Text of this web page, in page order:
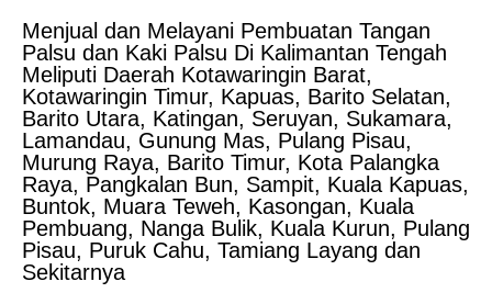
Menjual dan Melayani Pembuatan Tangan
Palsu dan Kaki Palsu Di Kalimantan Tengah
Meliputi Daerah Kotawaringin Barat,
Kotawaringin Timur, Kapuas, Barito Selatan,
Barito Utara, Katingan, Seruyan, Sukamara,
Lamandau, Gunung Mas, Pulang Pisau,
Murung Raya, Barito Timur, Kota Palangka
Raya, Pangkalan Bun, Sampit, Kuala Kapuas,
Buntok, Muara Teweh, Kasongan, Kuala
Pembuang, Nanga Bulik, Kuala Kurun, Pulang
Pisau, Puruk Cahu, Tamiang Layang dan
Sekitarnya